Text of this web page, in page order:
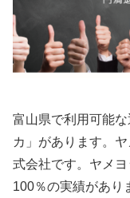
富山県で利用可能
カ」があります。
式会社です。ヤメ
100％の実績があり